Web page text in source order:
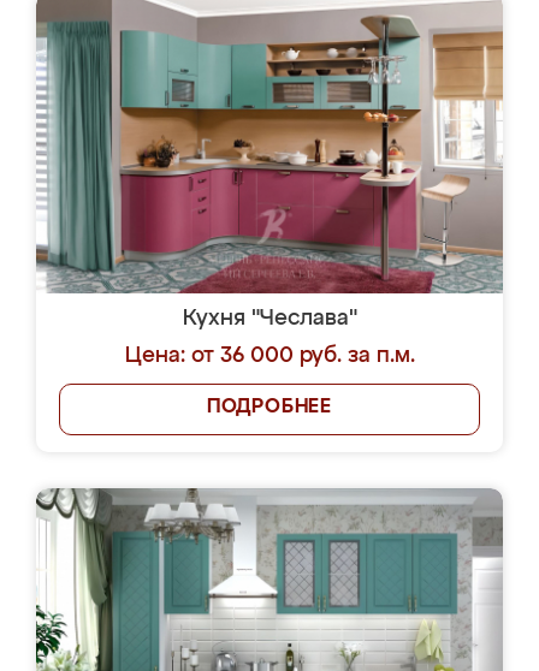
Кухня "Чеслава"
Цена: от 36 000 руб. за п.м.
ПОДРОБНЕЕ